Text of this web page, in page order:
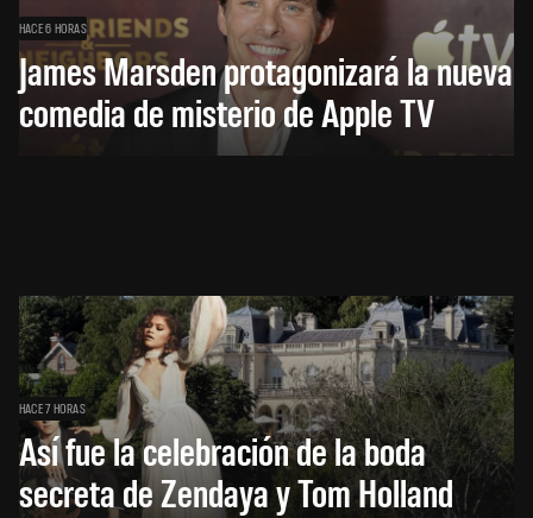
HACE 6 HORAS
James Marsden protagonizará la nueva
comedia de misterio de Apple TV
HACE 7 HORAS
Así fue la celebración de la boda
secreta de Zendaya y Tom Holland